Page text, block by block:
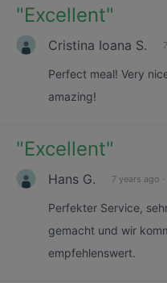
"Excellent"
Cristina Ioana S.
Perfect meal! Very
amazing!
"Excellent"
Hans G. 7 years ago ·
Perfekter Service,
gemacht und wir
empfehlenswert.